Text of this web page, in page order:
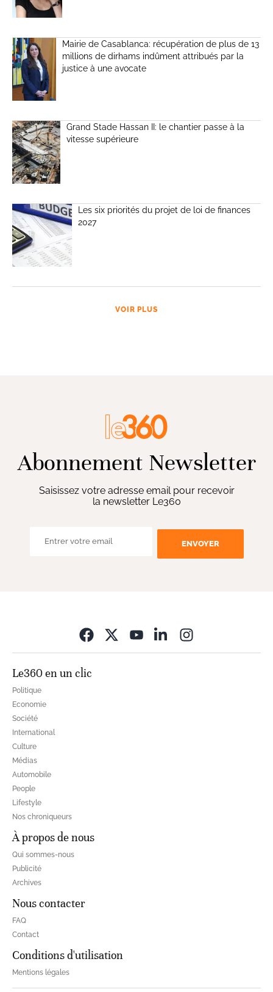
Mairie de Casablanca: récupération de plus de 13
millions de dirhams indûment attribués par la
justice à une avocate
Grand Stade Hassan II: le chantier passe à la
vitesse supérieure
Les six priorités du projet de loi de finances
2027
VOIR PLUS
Abonnement Newsletter
Saisissez votre adresse email pour recevoir
la newsletter Le360
ENVOYER
Le360 en un clic
Politique
Economie
Société
International
Culture
Médias
Automobile
People
Lifestyle
Nos chroniqueurs
À propos de nous
Qui sommes-nous
Publicité
Archives
Nous contacter
FAQ
Contact
Conditions d'utilisation
Mentions légales